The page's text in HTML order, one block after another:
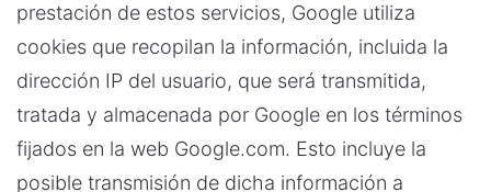
prestación de estos servicios, Google utiliza
cookies que recopilan la información, incluida la
dirección IP del usuario, que será transmitida,
tratada y almacenada por Google en los términos
fijados en la web Google.com. Esto incluye la
posible transmisión de dicha información a